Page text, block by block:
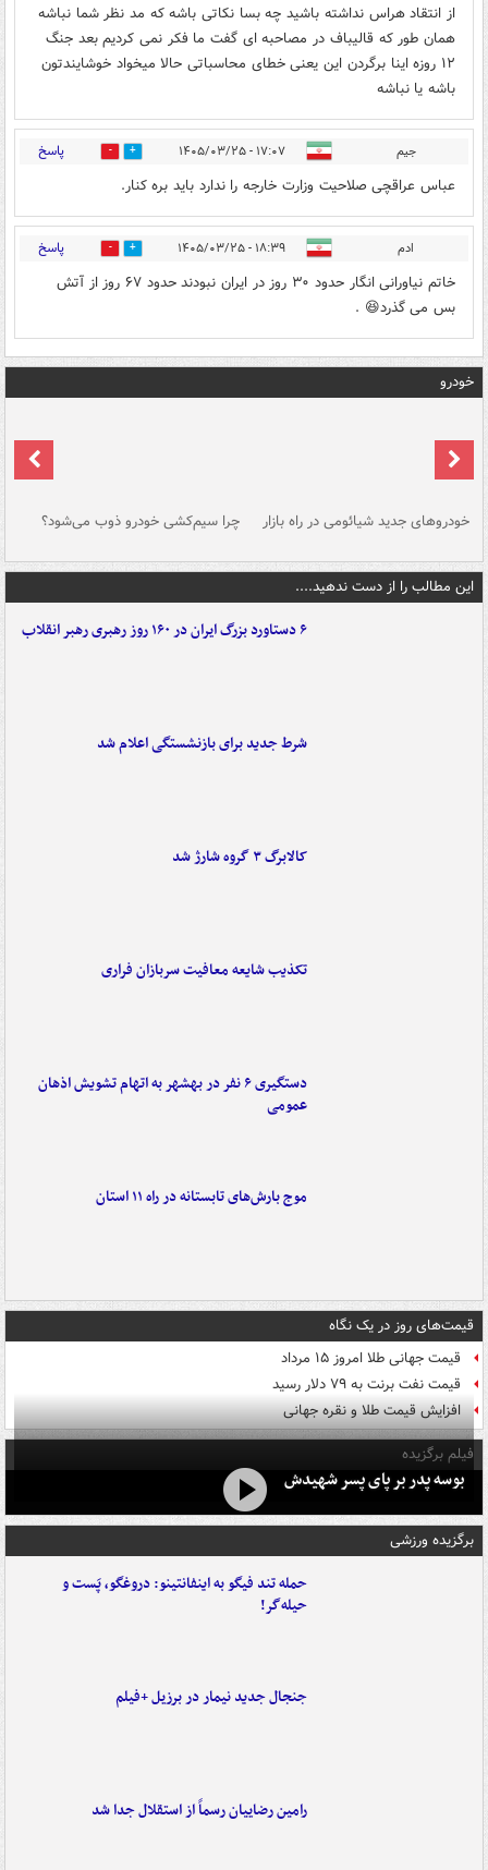
از انتقاد هراس نداشته باشید چه بسا نکاتی باشه که مد نظر شما نباشه
همان طور که قالیباف در مصاحبه ای گفت ما فکر نمی کردیم بعد جنگ
۱۲ روزه اینا برگردن این یعنی خطای محاسباتی حالا میخواد خوشایندتون
باشه یا نباشه
جیم ۱۷:۰۷ - ۱۴۰۵/۰۳/۲۵ 16 پاسخ
عباس عراقچی صلاحیت وزارت خارجه را ندارد باید بره کنار.
ادم ۱۸:۳۹ - ۱۴۰۵/۰۳/۲۵ 11 پاسخ
خاتم نیاورانی انگار حدود ۳۰ روز در ایران نبودند حدود ۶۷ روز از آتش
بس می گذرد😆 .
خودرو
خودروهای جدید شیائومی در راه بازار چرا سیم‌کشی خودرو ذوب می‌شود؟
این مطالب را از دست ندهید....
۶ دستاورد بزرگ ایران در ۱۶۰ روز رهبری رهبر انقلاب
شرط جدید برای بازنشستگی اعلام شد
کالابرگ ۳ گروه شارژ شد
تکذیب شایعه معافیت سربازان فراری
دستگیری ۶ نفر در بهشهر به اتهام تشویش اذهان
عمومی
موج بارش‌های تابستانه در راه ۱۱ استان
قیمت‌های روز در یک نگاه
قیمت جهانی طلا امروز ۱۵ مرداد
قیمت نفت برنت به ۷۹ دلار رسید
افزایش قیمت طلا و نقره جهانی
فیلم برگزیده
بوسه‌ پدر بر پای پسر شهیدش
برگزیده ورزشی
حمله تند فیگو به اینفانتینو: دروغگو، پَست‌ و
حیله‌گر!
جنجال جدید نیمار در برزیل +فیلم
رامین رضاییان رسماً از استقلال جدا شد